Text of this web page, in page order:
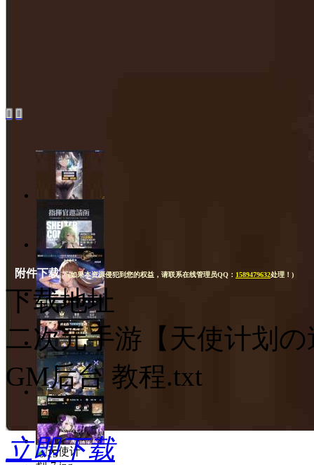
 
1/15
2/15
3/15
4/15
5/15
6/15
附件下载(如果本资源侵犯到您的权益，请联系在线管理员QQ： 1589479632处理！)
下载地址
二次元手游【天使计划
GM后台 教程.txt
立即下载